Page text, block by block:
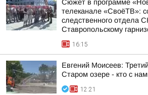
Сюжет в программе
телеканале «СвоёТВ»:
следственного отдела
Ставропольскому
16:15
Евгений Моисеев:
Старом озере - кто с
12:21